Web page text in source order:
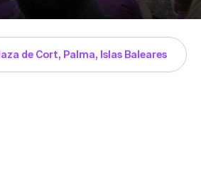
de Cort, Palma, Islas Baleares